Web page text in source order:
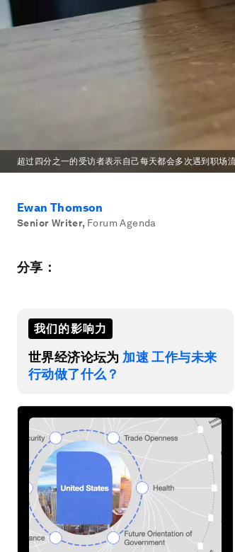
超过四分之一的受访者表示自己每天都会多次遇到职场流
Ewan Thomson
Senior Writer, Forum Agenda
分享：
我们的影响力
世界经济论坛为 加速 工作与未来
行动做了什么？